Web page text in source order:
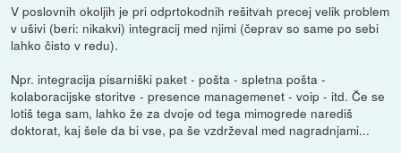
V poslovnih okoljih je pri odprtokodnih rešitvah precej velik problem
v ušivi (beri: nikakvi) integracij med njimi (čeprav so same po sebi
lahko čisto v redu).
Npr. integracija pisarniški paket - pošta - spletna pošta -
kolaboracijske storitve - presence managemenet - voip - itd. Če se
lotiš tega sam, lahko že za dvoje od tega mimogrede narediš
doktorat, kaj šele da bi vse, pa še vzdrževal med nagradnjami...